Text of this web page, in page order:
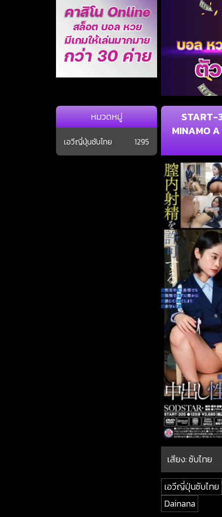
MINAMO
เสียง: ซับไทย
เอวีญี่ปุ่นซับไทย
Dainana
หมวดหมู่
เอวีญี่ปุ่นซับไทย 1295